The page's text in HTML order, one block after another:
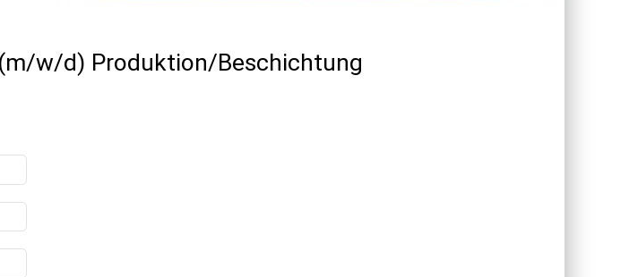
w/d) Produktion/Beschichtung